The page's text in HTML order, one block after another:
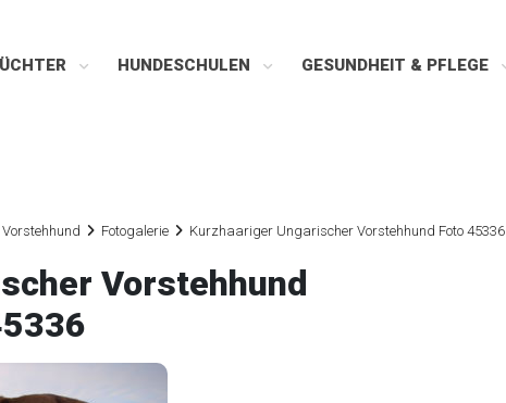
HUNDESCHULEN GESUNDHEIT & PFLEGE
Fotogalerie Kurzhaariger Ungarischer Vorstehhund Foto 45336
Vorstehhund